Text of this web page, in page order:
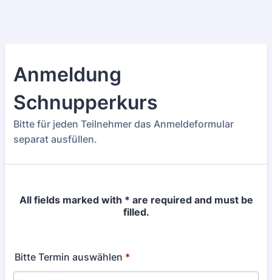
Anmeldung
Schnupperkurs
Bitte für jeden Teilnehmer das Anmeldeformular
separat ausfüllen.
All fields marked with * are required and must be
filled.
Bitte Termin auswählen *